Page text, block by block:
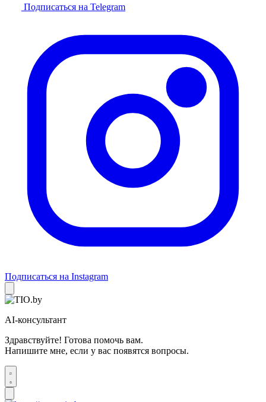
Подписаться на Telegram
Подписаться на Instagram
AI-консультант
Здравствуйте! Готова помочь вам.
Напишите мне, если у вас появятся вопросы.